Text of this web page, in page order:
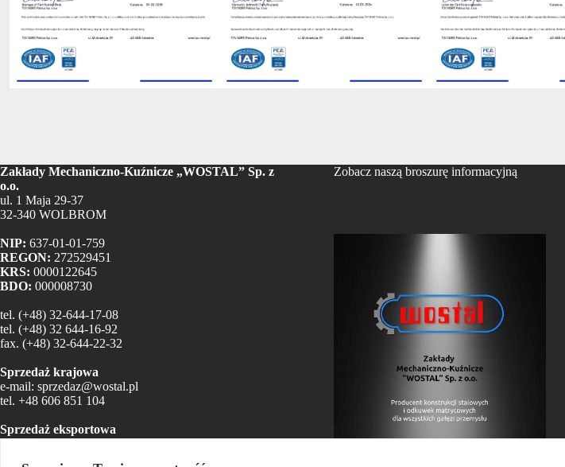
Zakłady Mechaniczno-Kuźnicze „WOSTAL” Sp. z
o.o.
ul. 1 Maja 29-37
32-340 WOLBROM
NIP: 637-01-01-759
REGON: 272529451
KRS: 0000122645
BDO: 000008730
tel. (+48) 32-644-17-08
tel. (+48) 32 644-16-92
fax. (+48) 32-644-22-32
Sprzedaż krajowa
e-mail: sprzedaz@wostal.pl
tel. +48 606 851 104
Sprzedaż eksportowa
Zobacz naszą broszurę informacyjną